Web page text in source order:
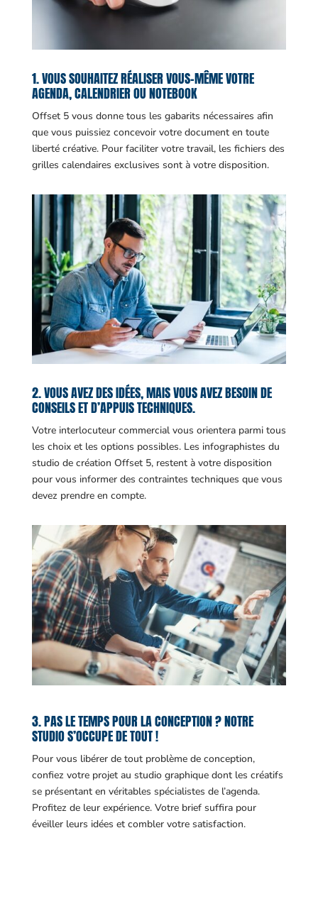
1. VOUS SOUHAITEZ RÉALISER VOUS-MÊME VOTRE
AGENDA, CALENDRIER OU NOTEBOOK
Offset 5 vous donne tous les gabarits nécessaires afin
que vous puissiez concevoir votre document en toute
liberté créative. Pour faciliter votre travail, les fichiers des
grilles calendaires exclusives sont à votre disposition.
2. VOUS AVEZ DES IDÉES, MAIS VOUS AVEZ BESOIN DE
CONSEILS ET D’APPUIS TECHNIQUES.
Votre interlocuteur commercial vous orientera parmi tous
les choix et les options possibles. Les infographistes du
studio de création Offset 5, restent à votre disposition
pour vous informer des contraintes techniques que vous
devez prendre en compte.
3. PAS LE TEMPS POUR LA CONCEPTION ? NOTRE
STUDIO S’OCCUPE DE TOUT !
Pour vous libérer de tout problème de conception,
confiez votre projet au studio graphique dont les créatifs
se présentant en véritables spécialistes de l’agenda.
Profitez de leur expérience. Votre brief suffira pour
éveiller leurs idées et combler votre satisfaction.